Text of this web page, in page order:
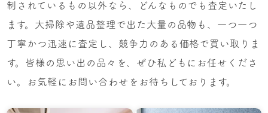
制されているもの以外なら、どんなものでも査定いたし
ます。大掃除や遺品整理で出た大量の品物も、一つ一つ
丁寧かつ迅速に査定し、競争力のある価格で買い取りま
す。皆様の思い出の品々を、ぜひ私どもにお任せくださ
い。お気軽にお問い合わせをお待ちしております。